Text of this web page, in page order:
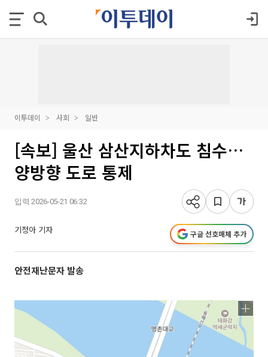
이투데이 사회 일반
[속보] 울산 삼산지하차도 침수…
양방향 도로 통제
입력 2026-05-21 06:32
기정아 기자 구글 선호매체 추가
안전재난문자 발송